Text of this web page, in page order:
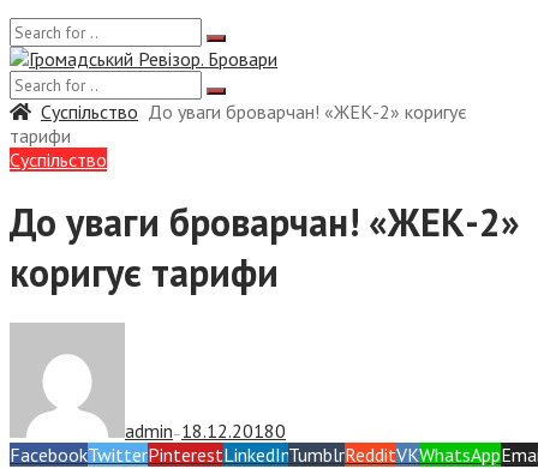
Суспiльство До уваги броварчан! «ЖЕК-2» коригує
тарифи
Суспiльство
До уваги броварчан! «ЖЕК-2»
коригує тарифи
admin — 18.12.20180
FacebookTwitterPinterestLinkedInTumblrRedditVKWhatsApp